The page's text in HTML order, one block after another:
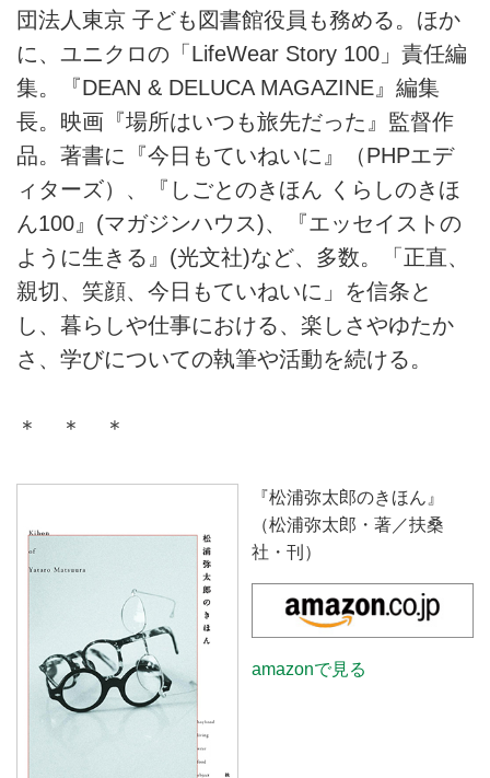
団法人東京 子ども図書館役員も務める。ほか
に、ユニクロの「LifeWear Story 100」責任編
集。『DEAN & DELUCA MAGAZINE』編集
長。映画『場所はいつも旅先だった』監督作
品。著書に『今日もていねいに』（PHPエデ
ィターズ）、『しごとのきほん くらしのきほ
ん100』(マガジンハウス)、『エッセイストの
ように生きる』(光文社)など、多数。「正直、
親切、笑顔、今日もていねいに」を信条と
し、暮らしや仕事における、楽しさやゆたか
さ、学びについての執筆や活動を続ける。
＊ ＊ ＊
『松浦弥太郎のきほん』
（松浦弥太郎・著／扶桑
社・刊）
amazonで見る